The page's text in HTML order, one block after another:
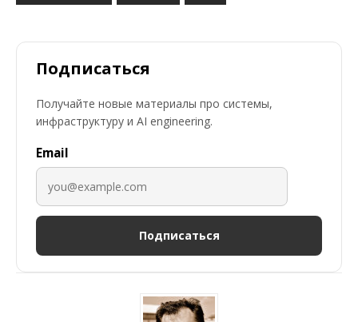
Подписаться
Получайте новые материалы про системы,
инфраструктуру и AI engineering.
Email
Подписаться